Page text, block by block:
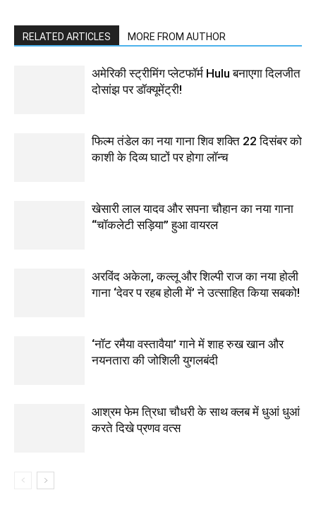
RELATED ARTICLES MORE FROM AUTHOR
अमेरिकी स्ट्रीमिंग प्लेटफॉर्म Hulu बनाएगा दिलजीत
दोसांझ पर डॉक्यूमेंट्री!
फिल्म तंडेल का नया गाना शिव शक्ति 22 दिसंबर को
काशी के दिव्य घाटों पर होगा लॉन्च
खेसारी लाल यादव और सपना चौहान का नया गाना
“चॉकलेटी सड़िया” हुआ वायरल
अरविंद अकेला, कल्लू और शिल्पी राज का नया होली
गाना ‘देवर प रहब होली में’ ने उत्साहित किया सबको!
‘नॉट रमैया वस्तावैया’ गाने में शाह रुख खान और
नयनतारा की जोशिली युगलबंदी
आश्रम फेम त्रिधा चौधरी के साथ क्लब में धुआं धुआं
करते दिखे प्रणव वत्स